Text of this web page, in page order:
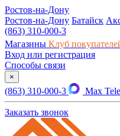
Ростов-на-Дону
Ростов-на-Дону Батайск
(863) 310-000-3
Магазины Клуб
Вход или регистрация
Способы связи
×
(863) 310-000-3 Max
Заказать звонок